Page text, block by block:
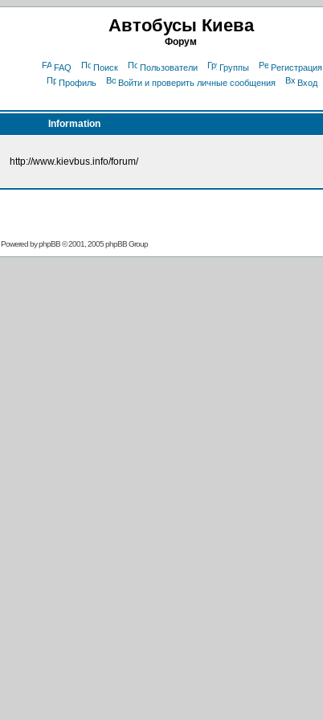
Автобусы Киева
Форум
FAQ Поиск Пользователи Группы
Регистрация
Профиль
Войти и проверить личные сообщения
Вход
Information
http://www.kievbus.info/forum/
Powered byphpBB© 2001, 2005 phpBB Group